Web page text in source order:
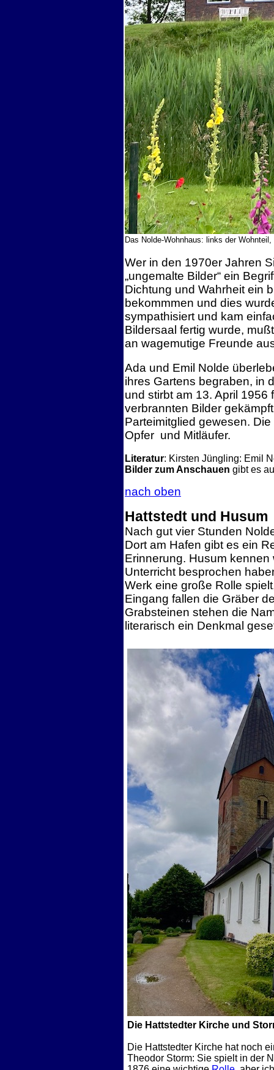
Das Nolde-Wohnhaus: links der
Wer in den 1970er Jahren
„ungemalte Bilder“ ein
Dichtung und Wahrheit ein
bekommmen und dies
sympathisiert und kam
Bildersaal fertig wurde,
an wagemutige Freunde
Ada und Emil Nolde
ihres Gartens begraben, in
und stirbt am 13. April
verbrannten Bilder
Parteimitglied gewesen.
Opfer und Mitläufer.
Literatur: Kirsten Jüngling: Emil
Bilder zum Anschauen gibt es
nach oben
Hattstedt und Husum
Nach gut vier Stunden
Dort am Hafen gibt es ein
Erinnerung. Husum
Unterricht besprochen
Werk eine große Rolle
Eingang fallen die Gräber
Grabsteinen stehen die
literarisch ein Denkmal
Die Hattstedter Kirche und
Die Hattstedter Kirche hat noch
Theodor Storm: Sie spielt in der